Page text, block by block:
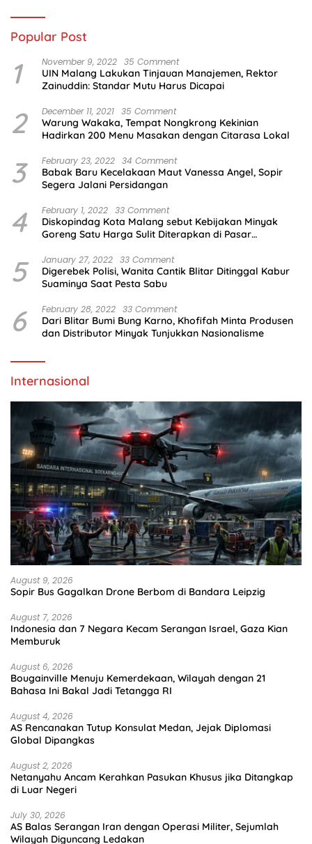
Popular Post
1 November 9, 2022 35 Comment
UIN Malang Lakukan Tinjauan Manajemen, Rektor
Zainuddin: Standar Mutu Harus Dicapai
2 December 11, 2021 35 Comment
Warung Wakaka, Tempat Nongkrong Kekinian
Hadirkan 200 Menu Masakan dengan Citarasa Lokal
3 February 23, 2022 34 Comment
Babak Baru Kecelakaan Maut Vanessa Angel, Sopir
Segera Jalani Persidangan
4 February 1, 2022 33 Comment
Diskopindag Kota Malang sebut Kebijakan Minyak
Goreng Satu Harga Sulit Diterapkan di Pasar
5 January 27, 2022 33 Comment
Digerebek Polisi, Wanita Cantik Blitar Ditinggal Kabur
Suaminya Saat Pesta Sabu
6 February 28, 2022 33 Comment
Dari Blitar Bumi Bung Karno, Khofifah Minta Produsen
dan Distributor Minyak Tunjukkan Nasionalisme
Internasional
August 9, 2026
Sopir Bus Gagalkan Drone Berbom di Bandara Leipzig
August 7, 2026
Indonesia dan 7 Negara Kecam Serangan Israel, Gaza Kian
Memburuk
August 6, 2026
Bougainville Menuju Kemerdekaan, Wilayah dengan 21
Bahasa Ini Bakal Jadi Tetangga RI
August 4, 2026
AS Rencanakan Tutup Konsulat Medan, Jejak Diplomasi
Global Dipangkas
August 2, 2026
Netanyahu Ancam Kerahkan Pasukan Khusus jika Ditangkap
di Luar Negeri
July 30, 2026
AS Balas Serangan Iran dengan Operasi Militer, Sejumlah
Wilayah Diguncang Ledakan